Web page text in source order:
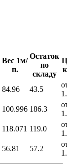
Вес 1м/
п.
Остаток
по
складу
84.96 43.5
100.996 186.3
118.071 119.0
56.81 57.2